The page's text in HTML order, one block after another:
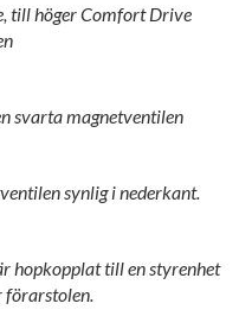
till höger Comfort Drive
svarta magnetventilen
synlig i nederkant.
hopkopplat till en styrenhet
förarstolen.